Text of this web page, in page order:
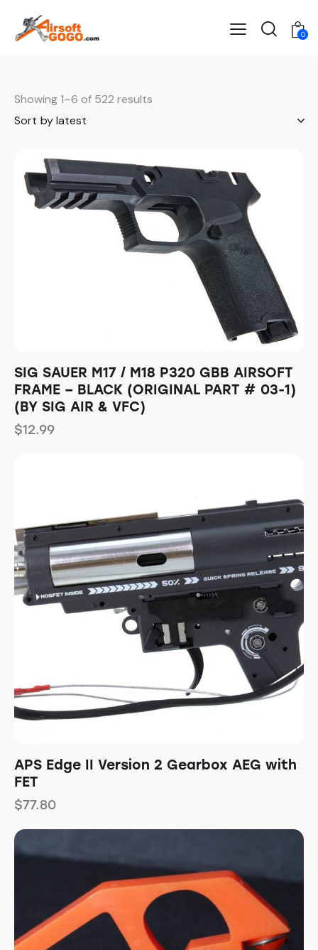
0
Showing 1–6 of 522 results
SIG SAUER M17 / M18 P320 GBB AIRSOFT
FRAME – BLACK (ORIGINAL PART # 03-1)
(BY SIG AIR & VFC)
$12.99
APS Edge II Version 2 Gearbox AEG with
FET
$77.80